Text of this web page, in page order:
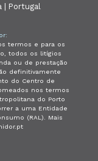
| Portugal
termos e para os
todos os litígios
ou de prestação
definitivamente
do Centro de
nos termos
do Porto
a uma Entidade
(RAL). Mais